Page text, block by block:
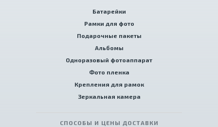
Батарейки
Рамки для фото
Подарочные пакеты
Альбомы
Одноразовый фотоаппарат
Фото пленка
Крепления для рамок
Зеркальная камера
СПОСОБЫ И ЦЕНЫ ДОСТАВКИ